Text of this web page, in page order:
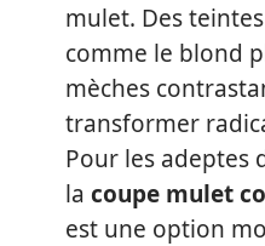
mulet. Des
comme le blond
mèches
transformer
Pour les adeptes
la coupe mulet
est une option